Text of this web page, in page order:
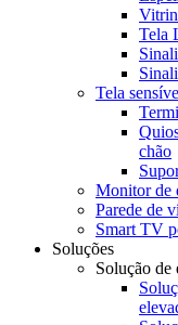
Tela
Tela
chão
Monitor de
Parede de
Smart TV
Soluções
Solução